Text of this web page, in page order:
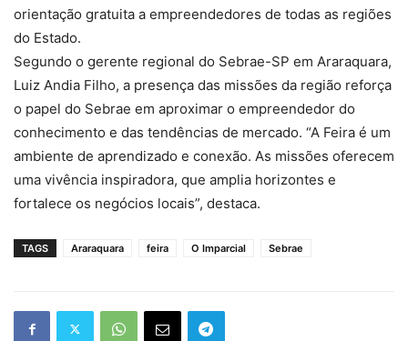
orientação gratuita a empreendedores de todas as regiões
do Estado.
Segundo o gerente regional do Sebrae-SP em Araraquara,
Luiz Andia Filho, a presença das missões da região reforça
o papel do Sebrae em aproximar o empreendedor do
conhecimento e das tendências de mercado. “A Feira é um
ambiente de aprendizado e conexão. As missões oferecem
uma vivência inspiradora, que amplia horizontes e
fortalece os negócios locais”, destaca.
TAGS Araraquara feira O Imparcial Sebrae